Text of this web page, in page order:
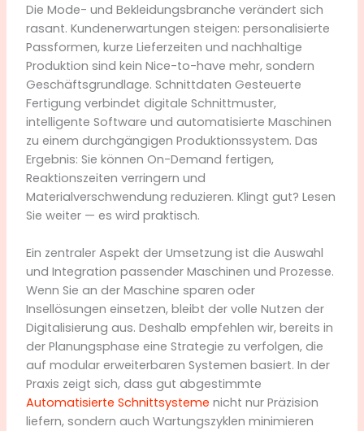
Die Mode- und Bekleidungsbranche verändert sich
rasant. Kundenerwartungen steigen: personalisierte
Passformen, kurze Lieferzeiten und nachhaltige
Produktion sind kein Nice-to-have mehr, sondern
Geschäftsgrundlage. Schnittdaten Gesteuerte
Fertigung verbindet digitale Schnittmuster,
intelligente Software und automatisierte Maschinen
zu einem durchgängigen Produktionssystem. Das
Ergebnis: Sie können On-Demand fertigen,
Reaktionszeiten verringern und
Materialverschwendung reduzieren. Klingt gut? Lesen
Sie weiter — es wird praktisch.
Ein zentraler Aspekt der Umsetzung ist die Auswahl
und Integration passender Maschinen und Prozesse.
Wenn Sie an der Maschine sparen oder
Insellösungen einsetzen, bleibt der volle Nutzen der
Digitalisierung aus. Deshalb empfehlen wir, bereits in
der Planungsphase eine Strategie zu verfolgen, die
auf modular erweiterbaren Systemen basiert. In der
Praxis zeigt sich, dass gut abgestimmte
Automatisierte Schnittsysteme nicht nur Präzision
liefern, sondern auch Wartungszyklen minimieren